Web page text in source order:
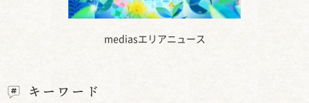
mediasエリアニュース
キーワード